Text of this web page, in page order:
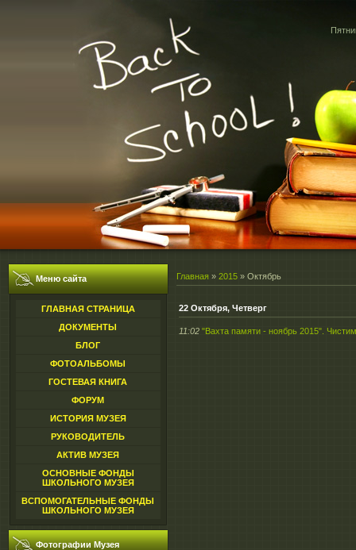
Меню сайта
ГЛАВНАЯ СТРАНИЦА
ДОКУМЕНТЫ
БЛОГ
ФОТОАЛЬБОМЫ
ГОСТЕВАЯ КНИГА
ФОРУМ
ИСТОРИЯ МУЗЕЯ
РУКОВОДИТЕЛЬ
АКТИВ МУЗЕЯ
ОСНОВНЫЕ ФОНДЫ
ШКОЛЬНОГО МУЗЕЯ
ВСПОМОГАТЕЛЬНЫЕ ФОНДЫ
ШКОЛЬНОГО МУЗЕЯ
Фотографии Музея
Главная » 2015 » Октябрь
22 Октября, Четверг
11:02 "Вахта памяти - ноябрь 2015".